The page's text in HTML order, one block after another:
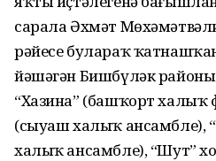
сарала Әхмәт
рәйесе булараҡ
йәшәгән Бишбүләк
“Хазина” (башҡорт халыҡ
(сыуаш халыҡ ансамбле),
халыҡ ансамбле), “Шут”